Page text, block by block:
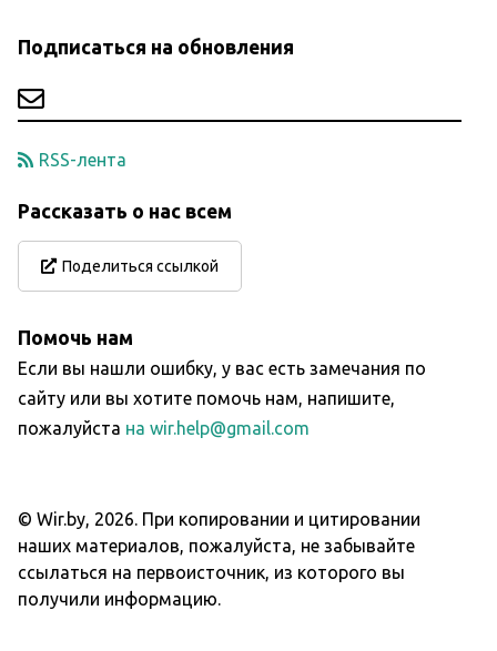
Подписаться на обновления
RSS-лента
Рассказать о нас всем
Поделиться ссылкой
Помочь нам
Если вы нашли ошибку, у вас есть замечания по
сайту или вы хотите помочь нам, напишите,
пожалуйста на wir.help@gmail.com
© Wir.by, 2026. При копировании и цитировании
наших материалов, пожалуйста, не забывайте
ссылаться на первоисточник, из которого вы
получили информацию.